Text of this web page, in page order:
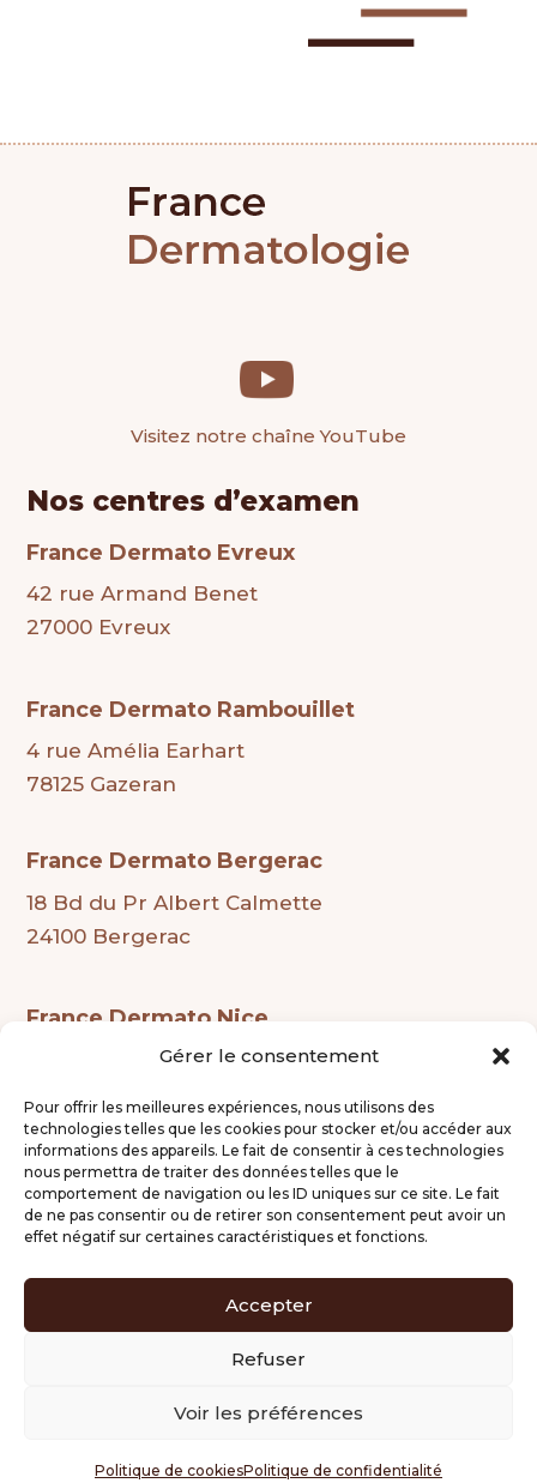
Gérer le consentement
Pour offrir les meilleures expériences, nous utilisons des
technologies telles que les cookies pour stocker et/ou accéder aux
informations des appareils. Le fait de consentir à ces technologies
nous permettra de traiter des données telles que le
comportement de navigation ou les ID uniques sur ce site. Le fait
de ne pas consentir ou de retirer son consentement peut avoir un
effet négatif sur certaines caractéristiques et fonctions.
Accepter
Refuser
Voir les préférences
Politique de cookiesPolitique de confidentialité
Visitez notre chaîne YouTube
Nos centres d’examen
France Dermato Evreux
42 rue Armand Benet
27000 Evreux
France Dermato Rambouillet
4 rue Amélia Earhart
78125 Gazeran
France Dermato Bergerac
18 Bd du Pr Albert Calmette
24100 Bergerac
France Dermato Nice
Ouverture prochaine
Mentions légales
Gestion des cookies
Politique de confidentialité
Tous droits réservés – Réalisation